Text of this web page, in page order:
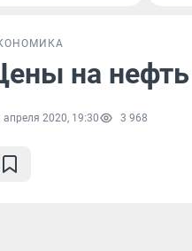
на нефть
апреля 2020, 19:30 3 968